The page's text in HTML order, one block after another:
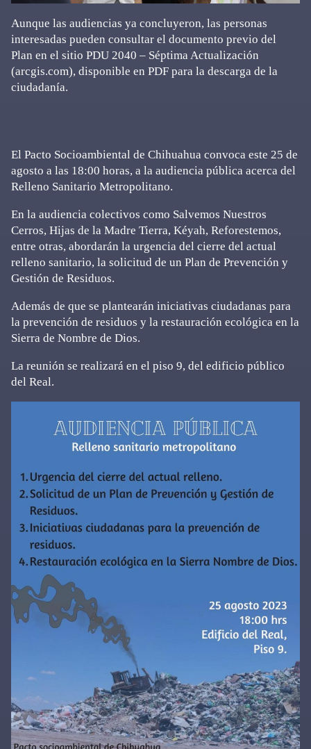
Aunque las audiencias ya concluyeron, las personas
interesadas pueden consultar el documento previo del
Plan en el sitio PDU 2040 – Séptima Actualización
(arcgis.com), disponible en PDF para la descarga de la
ciudadanía.
El Pacto Socioambiental de Chihuahua convoca este 25 de
agosto a las 18:00 horas, a la audiencia pública acerca del
Relleno Sanitario Metropolitano.
En la audiencia colectivos como Salvemos Nuestros
Cerros, Hijas de la Madre Tierra, Kéyah, Reforestemos,
entre otras, abordarán la urgencia del cierre del actual
relleno sanitario, la solicitud de un Plan de Prevención y
Gestión de Residuos.
Además de que se plantearán iniciativas ciudadanas para
la prevención de residuos y la restauración ecológica en la
Sierra de Nombre de Dios.
La reunión se realizará en el piso 9, del edificio público
del Real.